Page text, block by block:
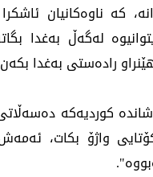
كه‌ ناوه‌كانیان
له‌گه‌ڵ به‌غدا
راده‌ستی‌ به‌غدا
كوردیه‌كه‌
واژۆ بكات،